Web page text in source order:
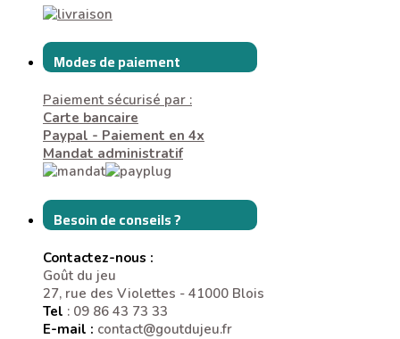
Modes de paiement
Paiement sécurisé par :
Carte bancaire
Paypal - Paiement en 4x
Mandat administratif
Besoin de conseils ?
Contactez-nous :
Goût du jeu
27, rue des Violettes - 41000 Blois
Tel : 09 86 43 73 33
E-mail : contact@goutdujeu.fr